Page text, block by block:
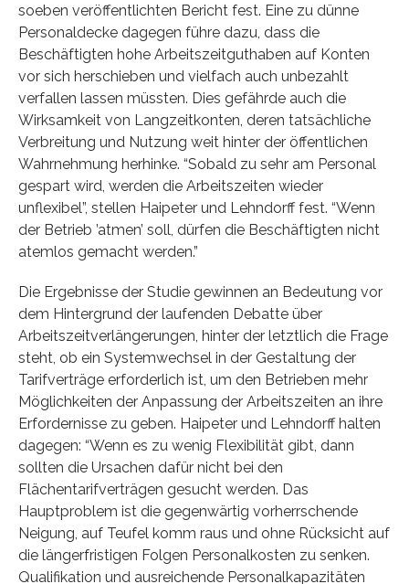
soeben veröffentlichten Bericht fest. Eine zu dünne
Personaldecke dagegen führe dazu, dass die
Beschäftigten hohe Arbeitszeitguthaben auf Konten
vor sich herschieben und vielfach auch unbezahlt
verfallen lassen müssten. Dies gefährde auch die
Wirksamkeit von Langzeitkonten, deren tatsächliche
Verbreitung und Nutzung weit hinter der öffentlichen
Wahrnehmung herhinke. “Sobald zu sehr am Personal
gespart wird, werden die Arbeitszeiten wieder
unflexibel”, stellen Haipeter und Lehndorff fest. “Wenn
der Betrieb ’atmen’ soll, dürfen die Beschäftigten nicht
atemlos gemacht werden.”
Die Ergebnisse der Studie gewinnen an Bedeutung vor
dem Hintergrund der laufenden Debatte über
Arbeitszeitverlängerungen, hinter der letztlich die Frage
steht, ob ein Systemwechsel in der Gestaltung der
Tarifverträge erforderlich ist, um den Betrieben mehr
Möglichkeiten der Anpassung der Arbeitszeiten an ihre
Erfordernisse zu geben. Haipeter und Lehndorff halten
dagegen: “Wenn es zu wenig Flexibilität gibt, dann
sollten die Ursachen dafür nicht bei den
Flächentarifverträgen gesucht werden. Das
Hauptproblem ist die gegenwärtig vorherrschende
Neigung, auf Teufel komm raus und ohne Rücksicht auf
die längerfristigen Folgen Personalkosten zu senken.
Qualifikation und ausreichende Personalkapazitäten